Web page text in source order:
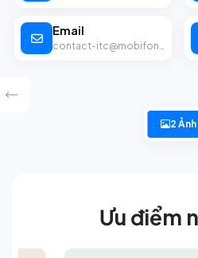
Email
contact-itc@mobifone.vn
2 Ảnh
Ưu điểm